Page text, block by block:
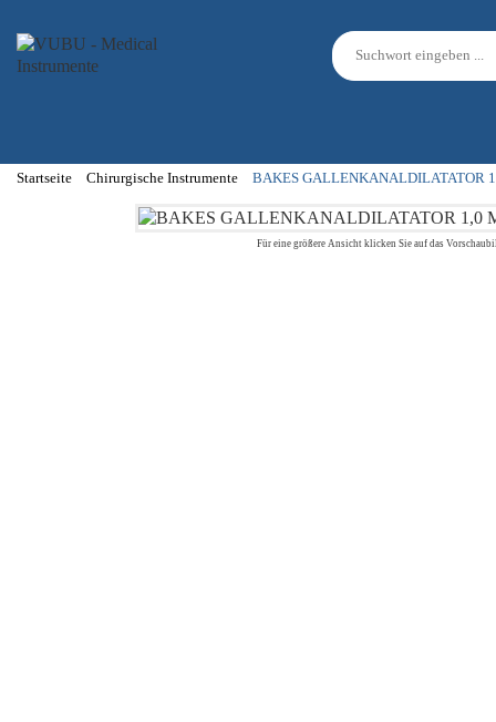
Startseite Chirurgische Instrumente BAKES GALLENKANALDILATATOR
Für eine größere Ansicht klicken Sie auf das